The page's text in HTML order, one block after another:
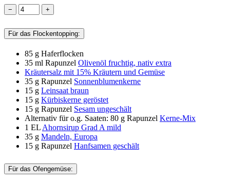
− +
Für das Flockentopping:
85 g Haferflocken
35 ml Rapunzel Olivenöl fruchtig, nativ extra
Kräutersalz mit 15% Kräutern und Gemüse
35 g Rapunzel Sonnenblumenkerne
15 g Leinsaat braun
15 g Kürbiskerne geröstet
15 g Rapunzel Sesam ungeschält
Alternativ für o.g. Saaten: 80 g Rapunzel Kerne-Mix
1 EL Ahornsirup Grad A mild
35 g Mandeln, Europa
15 g Rapunzel Hanfsamen geschält
Für das Ofengemüse: